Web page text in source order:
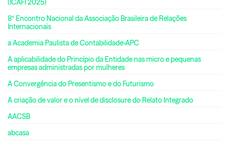
(ICAFI 2025)
8º Encontro Nacional da Associação Brasileira de Relações
Internacionais
a Academia Paulista de Contabilidade-APC
A aplicabilidade do Princípio da Entidade nas micro e pequenas
empresas administradas por mulheres
A Convergência do Presentismo e do Futurismo
A criação de valor e o nível de disclosure do Relato Integrado
AACSB
abcasa